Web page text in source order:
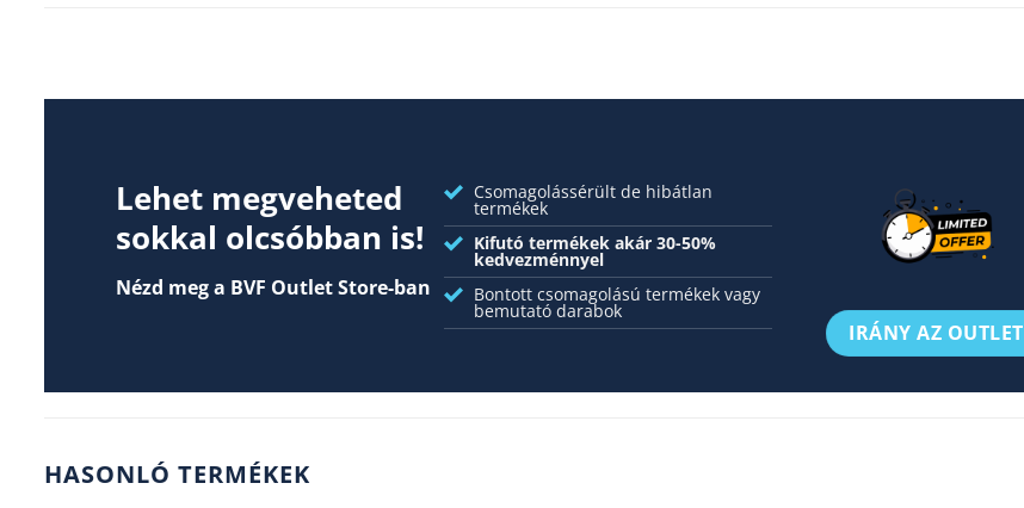
Lehet megveheted
sokkal olcsóbban is!
Nézd meg a BVF Outlet Store-ban
Csomagolássérült de hibátlan
termékek
Kifutó termékek akár 30-50%
kedvezménnyel
Bontott csomagolású termékek vagy
bemutató darabok
IRÁNY AZ OUTLET
HASONLÓ TERMÉKEK